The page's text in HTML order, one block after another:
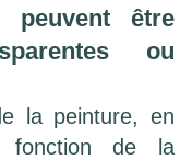
peuvent être
ou
la peinture, en
fonction de la